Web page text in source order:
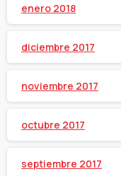
enero 2018
diciembre 2017
noviembre 2017
octubre 2017
septiembre 2017